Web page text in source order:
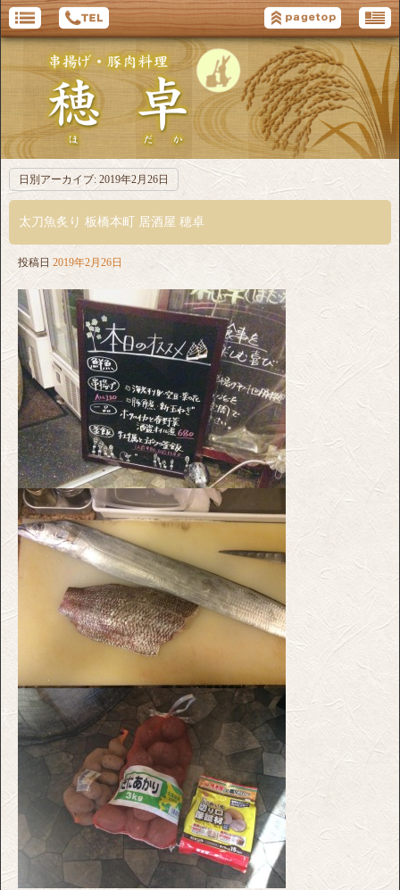
日別アーカイブ: 2019年2月26日
太刀魚炙り 板橋本町 居酒屋 穂卓
投稿日 2019年2月26日